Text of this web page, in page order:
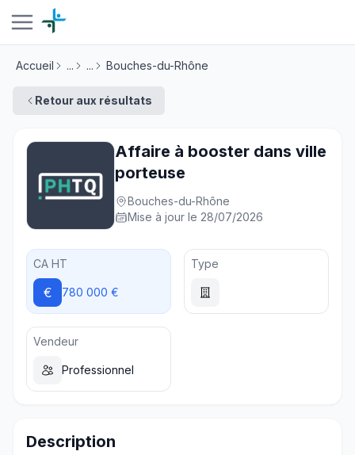
Accueil ... ... Bouches-du-Rhône
Retour aux résultats
Affaire à booster dans ville
porteuse
Bouches-du-Rhône
Mise à jour le 28/07/2026
CA HT
€ 780 000 €
Type
Vendeur
Professionnel
Description